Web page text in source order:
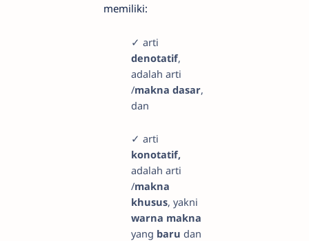
memiliki:
✓ arti
denotatif,
adalah arti
/makna dasar,
dan
✓ arti
konotatif,
adalah arti
/makna
khusus, yakni
warna makna
yang baru dan